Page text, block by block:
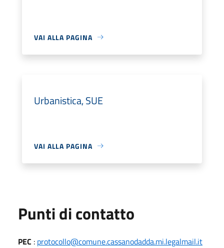
VAI ALLA PAGINA
Urbanistica, SUE
VAI ALLA PAGINA
Punti di contatto
PEC : protocollo@comune.cassanodadda.mi.legalmail.it